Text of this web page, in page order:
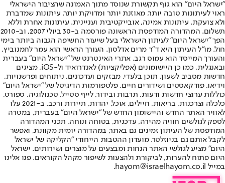
"ישראל היום" הוא גוף תקשורת שנוסד מתוך האמונה שהציבור הישראלי
ראוי לעיתונות טובה יותר, מאוזנת יותר ומדויקת יותר. עיתונות שמדברת
ולא צועקת. עיתונות אמינה, אובייקטיבית ועניינית. עיתונות אחרת וללא
תשלום. המהדורה המודפסת הראשונה פורסמה ב-30 ביולי 2007, וב-2010
הפך "ישראל היום" לעיתון הישראלי בעל שיעור החשיפה הגבוה ביותר בימי
חול. מו"ל העיתון היא ד"ר מרים אדלסון. העורך הראשי הוא עמר לחמנוביץ,
והעורך המייסד הוא עמוס רגב. אתרי האינטרנט של "ישראל היום" בעברית
ובאנגלית, כמו כן היישומונים (אפליקציות) לאנדרואיד ול-iOS, מציגים
חדשות מסביב לשעון, תוכן בלעדי, מבזקים ועדכונים, ניתוחים ופרשנויות,
וידיאו, פודקאסטים ושידורים חיים. פלטפורמות הדיגיטל של "ישראל היום"
כוללות ערוצי חדשות ודעות, תרבות ובידור, לייף סטייל, טכנולוגיה, ספורט,
כלכלה וצרכנות, בריאות, חיילים, אוכל, יהדות, תיירות ורכב. ב-2021 עלו
לאוויר האתר החדש והיישומון החדש של "ישראל היום" בעברית, במטרה
לספק לגולשים חוויה מהירה, עדכנית, בטוחה ונוחה. תכני המהדורה
המודפסת של העיתון זמינים גם באתר, במהדורה יומית מקוונת, ואפשר
לקבל אותם גם בניוזלטר. מועדון ההטבות הייחודי "הקליקה של ישראל
היום" מציע לגולשי האתר הנחות ומבצעים על מוצרים ושירותים. ישראל
היום פתוח להערות, לביקורת ולהצעות לשיפור מקהל הקוראים. פנו אלינו
במייל hayom@israelhayom.co.il.